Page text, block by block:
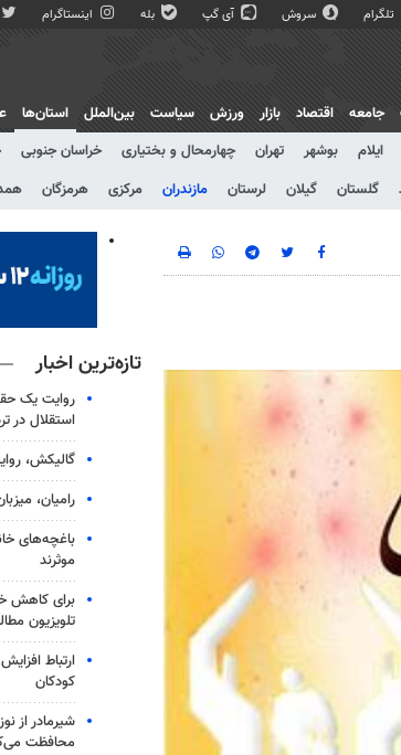
تلگرام سروش آی گپ بله اینستاگرام
جامعه اقتصاد بازار ورزش سیاست بین‌الملل
استان‌ها
ایلام بوشهر تهران چهارمحال و بختیاری خراسان جنوبی
گلستان گیلان لرستان مازندران مرکزی هرمزگان
تازه‌ترین اخبار
روایت یک
استقلال در
گالیکش،
رامیان،
باغچه‌های
موثرند
برای کاهش
تلویزیون
ارتباط
کودکان
شیرمادر از
محافظت